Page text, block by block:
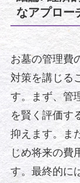
なアプロー
お墓の管理費
対策を講じる
す。まず、管
を賢く評価す
抑えます。ま
じめ将来の費
す。最終的に